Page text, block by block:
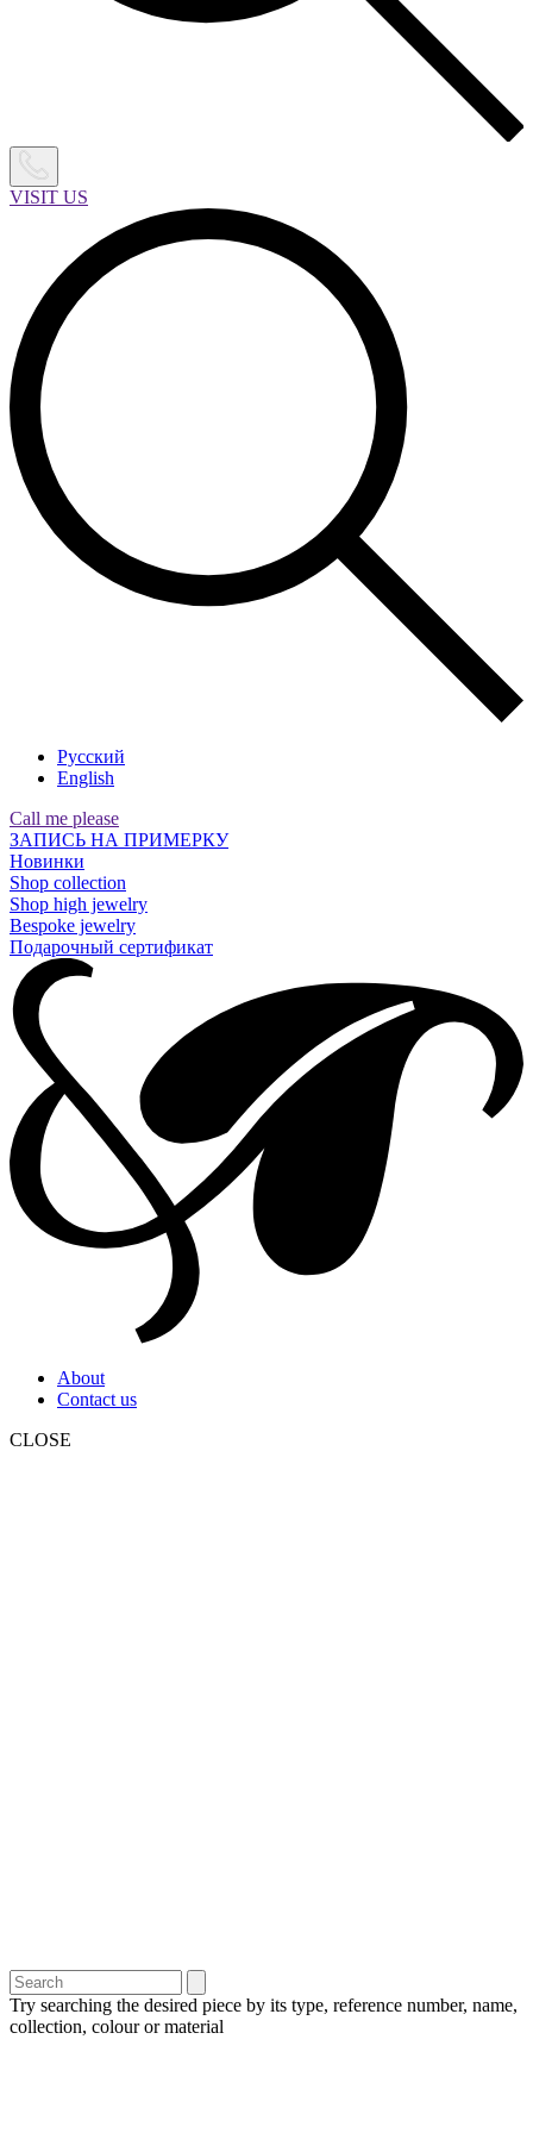
VISIT US
Русский
English
Call me please
ЗАПИСЬ НА ПРИМЕРКУ
Новинки
Shop collection
Shop high jewelry
Bespoke jewelry
Подарочный сертификат
About
Contact us
CLOSE
Try searching the desired piece by its type, reference number, name,
collection, colour or material